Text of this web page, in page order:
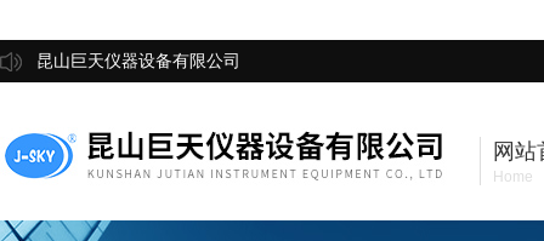
昆山巨天仪器设备有限公司
网站
Home